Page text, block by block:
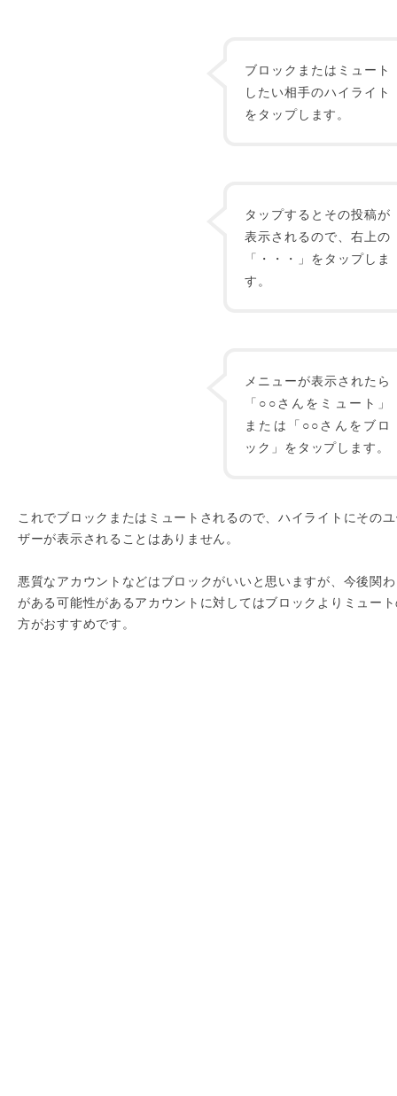
ブロックまたはミュート
したい相手のハイライト
をタップします。
タップするとその投稿が
表示されるので、右上の
「・・・」をタップしま
す。
メニューが表示されたら
「○○さんをミュート」
または「○○さんをブロ
ック」をタップします。
これでブロックまたはミュートされるので、ハイライトにその
ザーが表示されることはありません。
悪質なアカウントなどはブロックがいいと思いますが、今後関
がある可能性があるアカウントに対してはブロックよりミュー
方がおすすめです。